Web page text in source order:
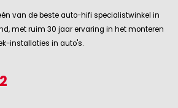
van de beste auto-hifi specialistwinkel in
met ruim 30 jaar ervaring in het monteren
installaties in auto's.